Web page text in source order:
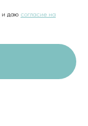
и даю согласие на